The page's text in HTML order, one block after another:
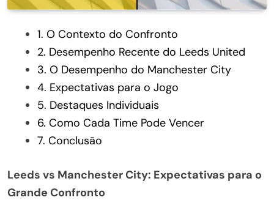
1. O Contexto do Confronto
2. Desempenho Recente do Leeds United
3. O Desempenho do Manchester City
4. Expectativas para o Jogo
5. Destaques Individuais
6. Como Cada Time Pode Vencer
7. Conclusão
Leeds vs Manchester City: Expectativas para o
Grande Confronto